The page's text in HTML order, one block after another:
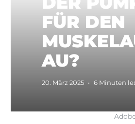
FÜR DEN
AU?
20. März 2025 • 6 Minuten